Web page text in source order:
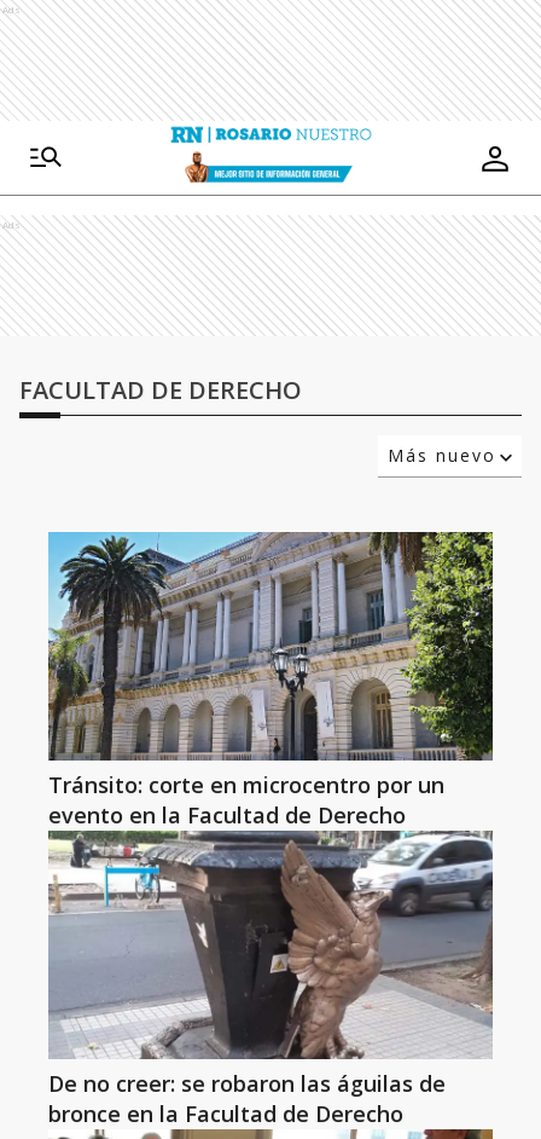
Ads
Ads
FACULTAD DE DERECHO
Más nuevo
Tránsito: corte en microcentro por un
evento en la Facultad de Derecho
De no creer: se robaron las águilas de
bronce en la Facultad de Derecho